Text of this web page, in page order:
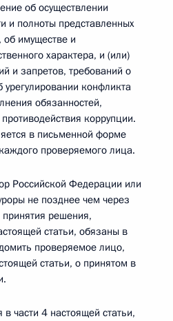
об осуществлении
и полноты представленных
об имуществе и
характера, и (или)
и запретов, требований о
конфликта
обязанностей,
коррупции.
в письменной форме
проверяемого лица.
Российской Федерации или
не позднее чем через
решения,
статьи, обязаны в
проверяемое лицо,
статьи, о принятом в
части 4 настоящей статьи,